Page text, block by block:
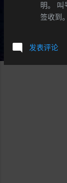
明。 叫
签收到。
发表评论